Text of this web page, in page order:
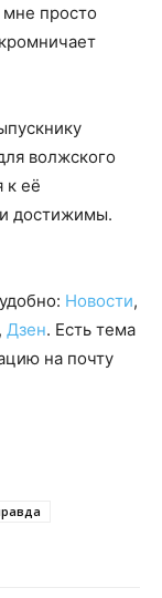
мне просто
волжского
к её
достижимы.
Новости,
, Дзен. Есть тема
на почту